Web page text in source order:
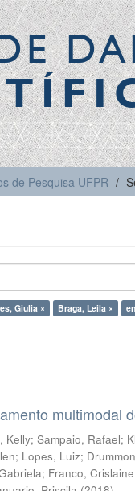
de Pesquisa UFPR
Giulia × Braga, Leila ×
multimodal
Kelly;Sampaio, Rafael;
; Lopes, Luiz;
; Franco, Crislaine